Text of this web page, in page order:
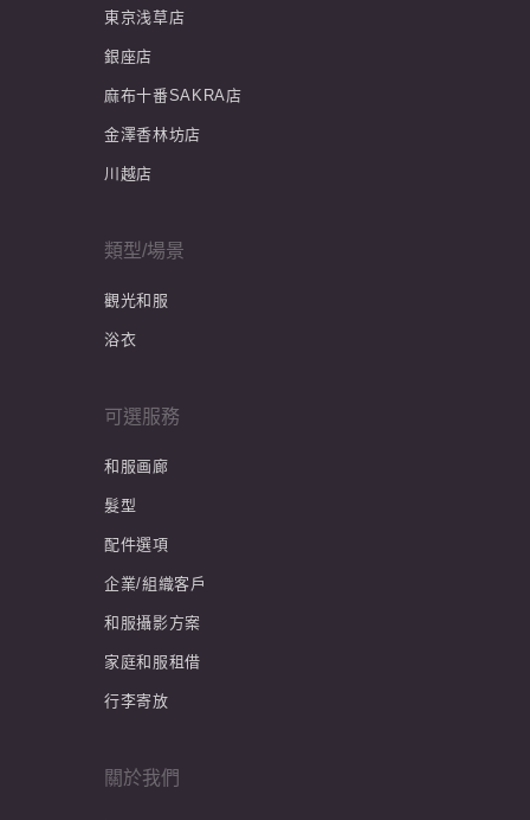
東京浅草店
銀座店
麻布十番SAKRA店
金澤香林坊店
川越店
類型/場景
觀光和服
浴衣
可選服務
和服画廊
髮型
配件選項
企業/組織客戶
和服攝影方案
家庭和服租借
行李寄放
關於我們